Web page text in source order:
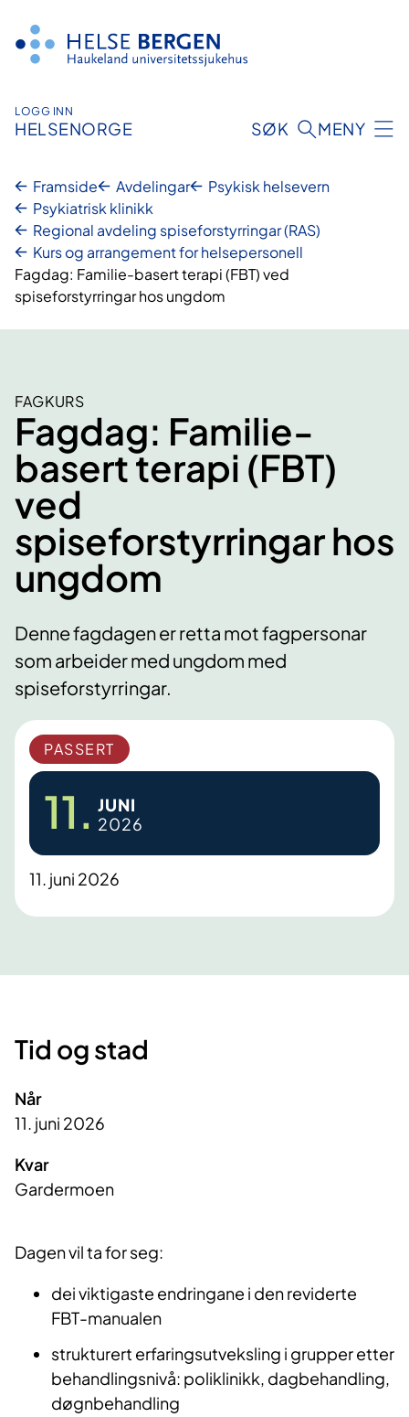
innhald
LOGG INN
HELSENORGE SØK MENY
Framside Avdelingar
Psykisk helsevern
Psykiatrisk klinikk
Regional avdeling spiseforstyrringar (RAS)
Kurs og arrangement for helsepersonell
Fagdag: Familie-basert terapi (FBT) ved
spiseforstyrringar hos ungdom
FAGKURS
Fagdag: Familie-
basert terapi (FBT)
ved
spiseforstyrringar hos
ungdom
Denne fagdagen er retta mot fagpersonar
som arbeider med ungdom med
spiseforstyrringar.
PASSERT
11. JUNI
2026
11. juni 2026
Tid og stad
Når
11. juni 2026
Kvar
Gardermoen
Dagen vil ta for seg:
dei viktigaste endringane i den reviderte
FBT-manualen
strukturert erfaringsutveksling i grupper etter
behandlingsnivå: poliklinikk, dagbehandling,
døgnbehandling